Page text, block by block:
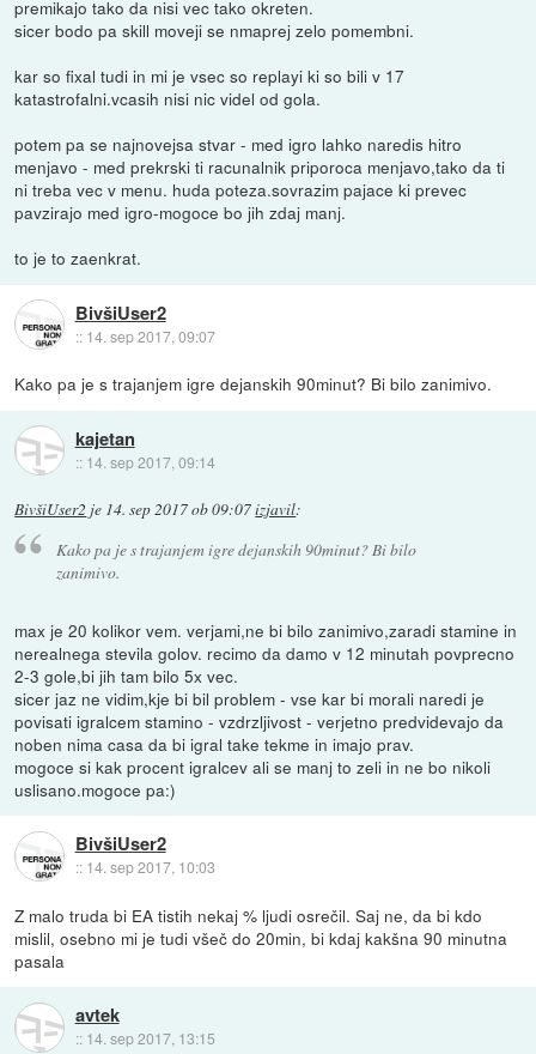
premikajo tako da nisi vec tako okreten.
sicer bodo pa skill moveji se nmaprej zelo pomembni.
kar so fixal tudi in mi je vsec so replayi ki so bili v 17
katastrofalni.vcasih nisi nic videl od gola.
potem pa se najnovejsa stvar - med igro lahko naredis hitro
menjavo - med prekrski ti racunalnik priporoca menjavo,tako da ti
ni treba vec v menu. huda poteza.sovrazim pajace ki prevec
pavzirajo med igro-mogoce bo jih zdaj manj.
to je to zaenkrat.
BivšiUser2
:: 14. sep 2017, 09:07
Kako pa je s trajanjem igre dejanskih 90minut? Bi bilo zanimivo.
kajetan
:: 14. sep 2017, 09:14
BivšiUser2 je 14. sep 2017 ob 09:07izjavil:
Kako pa je s trajanjem igre dejanskih 90minut? Bi bilo
zanimivo.
max je 20 kolikor vem. verjami,ne bi bilo zanimivo,zaradi stamine in
nerealnega stevila golov. recimo da damo v 12 minutah povprecno
2-3 gole,bi jih tam bilo 5x vec.
sicer jaz ne vidim,kje bi bil problem - vse kar bi morali naredi je
povisati igralcem stamino - vzdrzljivost - verjetno predvidevajo da
noben nima casa da bi igral take tekme in imajo prav.
mogoce si kak procent igralcev ali se manj to zeli in ne bo nikoli
uslisano.mogoce pa:)
BivšiUser2
:: 14. sep 2017, 10:03
Z malo truda bi EA tistih nekaj % ljudi osrečil. Saj ne, da bi kdo
mislil, osebno mi je tudi všeč do 20min, bi kdaj kakšna 90 minutna
pasala
avtek
:: 14. sep 2017, 13:15